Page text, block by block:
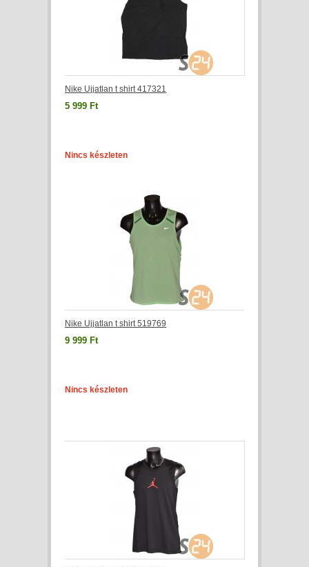
Nike Ujjatlan t shirt 417321
5 999 Ft
Nincs készleten
Nike Ujjatlan t shirt 519769
9 999 Ft
Nincs készleten